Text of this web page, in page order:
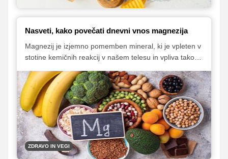
Nasveti, kako povečati dnevni vnos magnezija
Magnezij je izjemno pomemben mineral, ki je vpleten v
stotine kemičnih reakcij v našem telesu in vpliva tako
potrebe lahko zagotovimo z uživanjem hrane z visoko
vsebnostjo magnezija. Preverite, v katerih živilih se ta
esencialni mineral nahaja!
ZDRAVO IN VEGI